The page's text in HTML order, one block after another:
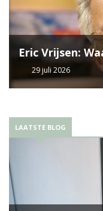
Eric Vrijsen:
29 juli 2026
LAATSTE BLOG